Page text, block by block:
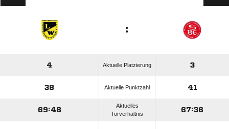
:
4 Aktuelle Platzierung 3
38 Aktuelle Punktzahl 41
69:48
Aktuelles
Torverhältnis
67:36